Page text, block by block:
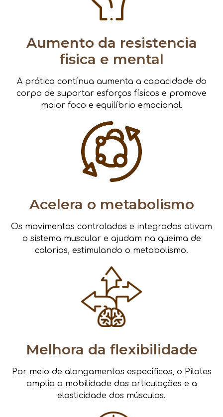
Aumento da resistencia
fisica e mental
A prática contínua aumenta a capacidade do
corpo de suportar esforços físicos e promove
maior foco e equilíbrio emocional.
Acelera o metabolismo
Os movimentos controlados e integrados ativam
o sistema muscular e ajudam na queima de
calorias, estimulando o metabolismo.
Melhora da flexibilidade
Por meio de alongamentos específicos, o Pilates
amplia a mobilidade das articulações e a
elasticidade dos músculos.